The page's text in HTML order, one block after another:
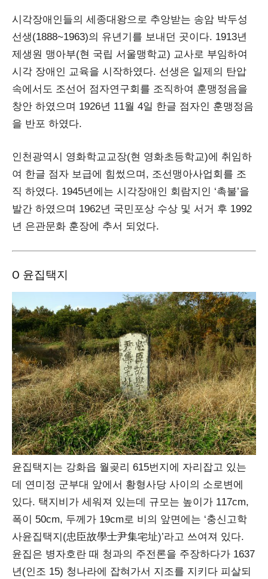
시각장애인들의 세종대왕으로 추앙받는 송암 박두성
선생(1888~1963)의 유년기를 보내던 곳이다. 1913년
제생원 맹아부(현 국립 서울맹학교) 교사로 부임하여
시각 장애인 교육을 시작하였다. 선생은 일제의 탄압
속에서도 조선어 점자연구회를 조직하여 훈맹정음을
창안 하였으며 1926년 11월 4일 한글 점자인 훈맹정음
을 반포 하였다.
인천광역시 영화학교교장(현 영화초등학교)에 취임하
여 한글 점자 보급에 힘썼으며, 조선맹아사업회를 조
직 하였다. 1945년에는 시각장애인 회람지인 ‘촉불’을
발간 하였으며 1962년 국민포상 수상 및 서거 후 1992
년 은관문화 훈장에 추서 되었다.
Ο 윤집택지
윤집택지는 강화읍 월곶리 615번지에 자리잡고 있는
데 연미정 군부대 앞에서 황형사당 사이의 소로변에
있다. 택지비가 세워져 있는데 규모는 높이가 117cm,
폭이 50cm, 두께가 19cm로 비의 앞면에는 ‘충신고학
사윤집택지(忠臣故學士尹集宅址)’라고 쓰여져 있다.
윤집은 병자호란 때 청과의 주전론을 주장하다가 1637
년(인조 15) 청나라에 잡혀가서 지조를 지키다 피살되